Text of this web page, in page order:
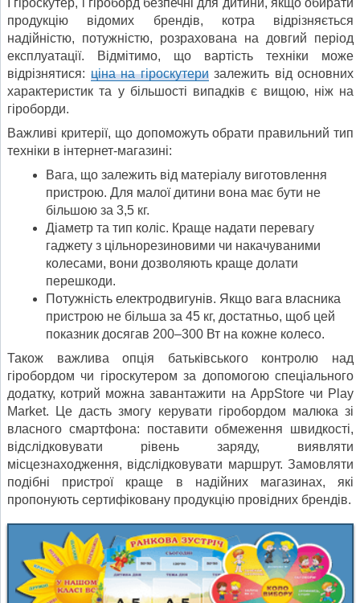
І гіроскутер, і гіроборд безпечні для дитини, якщо обирати
продукцію відомих брендів, котра відрізняється
надійністю, потужністю, розрахована на довгий період
експлуатації. Відмітимо, що вартість техніки може
відрізнятися: ціна на гіроскутеризалежить від основних
характеристик та у більшості випадків є вищою, ніж на
гіроборди.
Важливі критерії, що допоможуть обрати правильний тип
техніки в інтернет-магазині:
Вага, що залежить від матеріалу виготовлення
пристрою. Для малої дитини вона має бути не
більшою за 3,5 кг.
Діаметр та тип коліс. Краще надати перевагу
гаджету з цільнорезиновими чи накачуваними
колесами, вони дозволяють краще долати
перешкоди.
Потужність електродвигунів. Якщо вага власника
пристрою не більша за 45 кг, достатньо, щоб цей
показник досягав 200–300 Вт на кожне колесо.
Також важлива опція батьківського контролю над
гіробордом чи гіроскутером за допомогою спеціального
додатку, котрий можна завантажити на AppStore чи Play
Market. Це дасть змогу керувати гіробордом малюка зі
власного смартфона: поставити обмеження швидкості,
відслідковувати рівень заряду, виявляти
місцезнаходження, відслідковувати маршрут. Замовляти
подібні пристрої краще в надійних магазинах, які
пропонують сертифіковану продукцію провідних брендів.